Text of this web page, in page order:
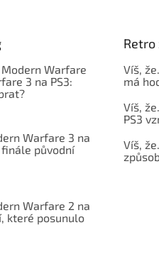
Warfare
3 na PS3:
Warfare 3 na
finále původní
Warfare 2 na
které posunulo
Víš,
má
Víš,
PS3
Víš,